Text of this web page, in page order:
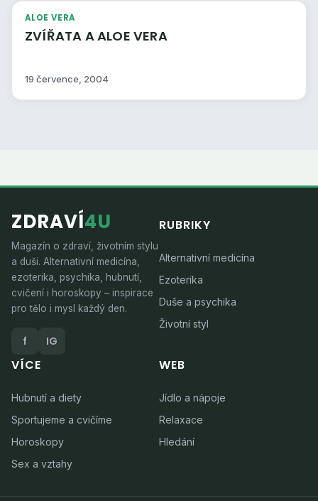
ALOE VERA
ZVÍŘATA A ALOE VERA
19 července, 2004
ZDRAVÍ4U
Magazín o zdraví, životním stylu
a duši. Alternativní medicína,
ezoterika, psychika, hubnutí,
cvičení i horoskopy – inspirace
pro tělo i mysl každý den.
f IG
RUBRIKY
Alternativní medicína
Ezoterika
Duše a psychika
Životní styl
VÍCE
Hubnutí a diety
Sportujeme a cvičíme
Horoskopy
Sex a vztahy
WEB
Jídlo a nápoje
Relaxace
Hledání